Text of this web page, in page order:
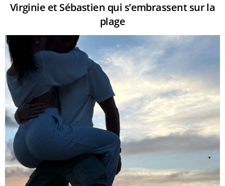
Virginie et Sébastien qui s’embrassent sur la
plage